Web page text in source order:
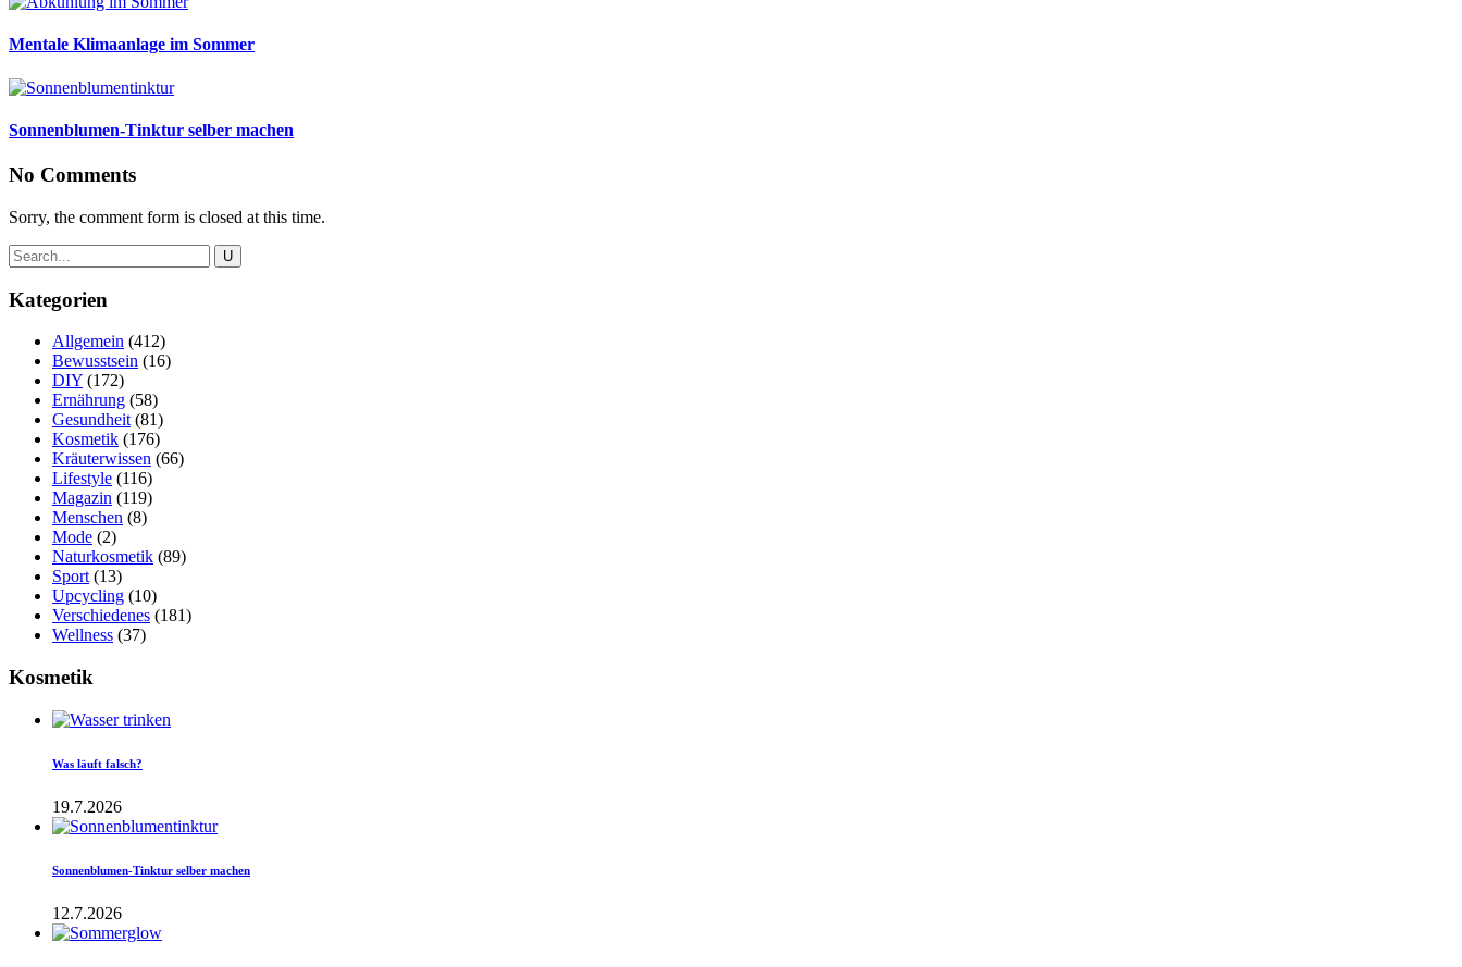
Mentale Klimaanlage im Sommer
Sonnenblumen-Tinktur selber machen
No Comments
Sorry, the comment form is closed at this time.
Kategorien
Allgemein (412)
Bewusstsein (16)
DIY (172)
Ernährung (58)
Gesundheit(81)
Kosmetik (176)
Kräuterwissen (66)
Lifestyle (116)
Magazin (119)
Menschen (8)
Mode (2)
Naturkosmetik (89)
Sport(13)
Upcycling (10)
Verschiedenes (181)
Wellness (37)
Kosmetik
Was läuft falsch?
19.7.2026
Sonnenblumen-Tinktur selber machen
12.7.2026